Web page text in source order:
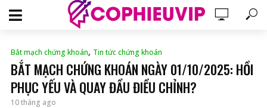
Bắt mạch chứng khoán, Tin tức chứng khoán
BẮT MẠCH CHỨNG KHOÁN NGÀY 01/10/2025: HỒI
PHỤC YẾU VÀ QUAY ĐẦU ĐIỀU CHỈNH?
10 tháng ago